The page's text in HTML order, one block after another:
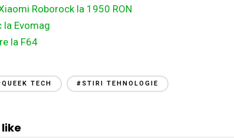
Roborock la 1950 RON
Evomag
la F64
TECH #STIRI TEHNOLOGIE